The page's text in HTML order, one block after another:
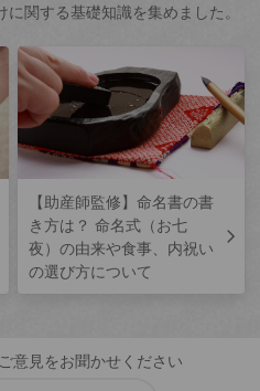
関する基礎知識を集めました。
【助産師監修】命名書の書
き方は？ 命名式（お七
夜）の由来や食事、内祝い
の選び方について
意見をお聞かせください